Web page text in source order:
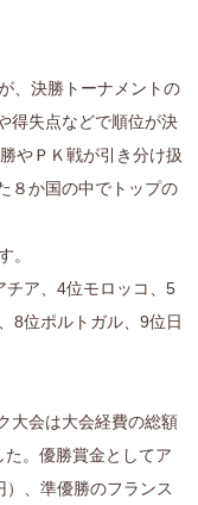
、決勝トーナメントの
得失点などで順位が決
やＰＫ戦が引き分け扱
８か国の中でトップの
。
チア、4位モロッコ、5
8位ポルトガル、9位日
大会は大会経費の総額
。優勝賞金としてア
、準優勝のフランス